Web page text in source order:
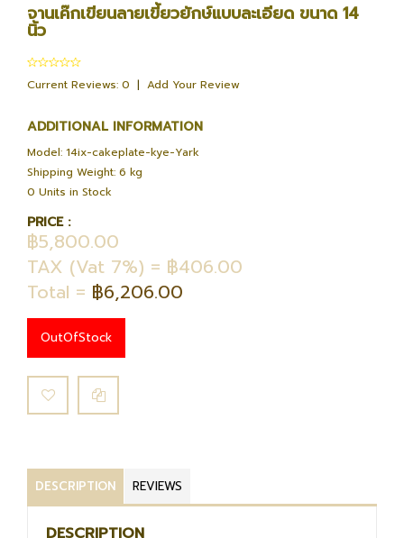
จานเค๊กเขียนลายเขี้ยวยักษ์แบบละเอียด ขนาด 14
นิ้ว
Current Reviews: 0 | Add Your Review
ADDITIONAL INFORMATION
Model: 14ix-cakeplate-kye-Yark
Shipping Weight: 6 kg
0 Units in Stock
PRICE :
฿5,800.00
TAX (Vat 7%) = ฿406.00
Total = ฿6,206.00
OutOfStock
DESCRIPTION REVIEWS
DESCRIPTION